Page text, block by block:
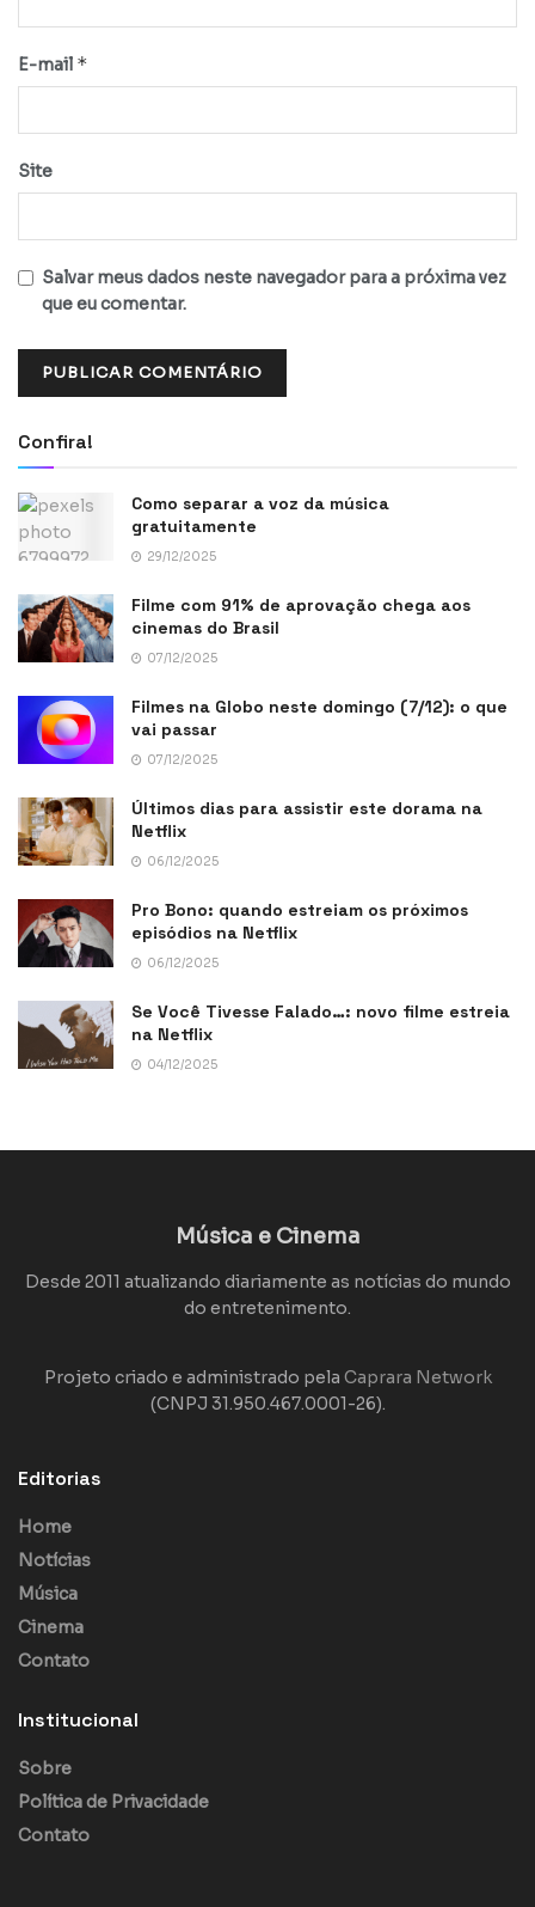
E-mail *
Site
Salvar meus dados neste navegador para a próxima vez
que eu comentar.
Confira!
Como separar a voz da música
gratuitamente
29/12/2025
Filme com 91% de aprovação chega aos
cinemas do Brasil
07/12/2025
Filmes na Globo neste domingo (7/12): o que
vai passar
07/12/2025
Últimos dias para assistir este dorama na
Netflix
06/12/2025
Pro Bono: quando estreiam os próximos
episódios na Netflix
06/12/2025
Se Você Tivesse Falado…: novo filme estreia
na Netflix
04/12/2025
Música e Cinema
Desde 2011 atualizando diariamente as notícias do mundo
do entretenimento.
Projeto criado e administrado pela Caprara Network
(CNPJ 31.950.467.0001-26).
Editorias
Home
Notícias
Música
Cinema
Contato
Institucional
Sobre
Política de Privacidade
Contato